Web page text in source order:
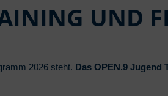
UND
2026 steht. Das OPEN.9 Jugend